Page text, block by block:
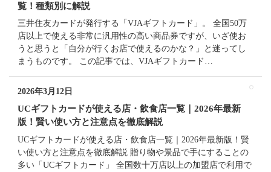
覧！種類別に解説
三井住友カードが発行する「VJAギフトカード」。 全国50万
店以上で使える非常に汎用性の高い商品券ですが、いざ使お
うと思うと「自分が行くお店で使えるのかな？」と迷ってし
まうものです。 この記事では、VJAギフトカード…
2026年3月12日
UCギフトカードが使える店・飲食店一覧｜2026年最新
版！賢い使い方と注意点を徹底解説
UCギフトカードが使える店・飲食店一覧｜2026年最新版！賢
い使い方と注意点を徹底解説 贈り物や景品で手にすることの
多い「UCギフトカード」 全国数十万店以上の加盟店で利用で